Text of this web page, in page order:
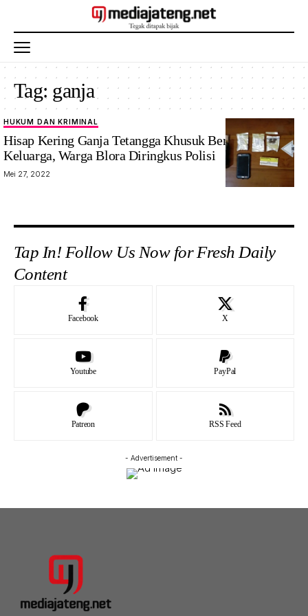
Tag: ganja
HUKUM DAN KRIMINAL
Hisap Kering Ganja Tetangga Khusuk Berlebaran ke
Keluarga, Warga Blora Diringkus Polisi
Mei 27, 2022
Tap In! Follow Us Now for Fresh Daily
Content
Facebook X
Youtube PayPal
Patreon RSS Feed
- Advertisement -